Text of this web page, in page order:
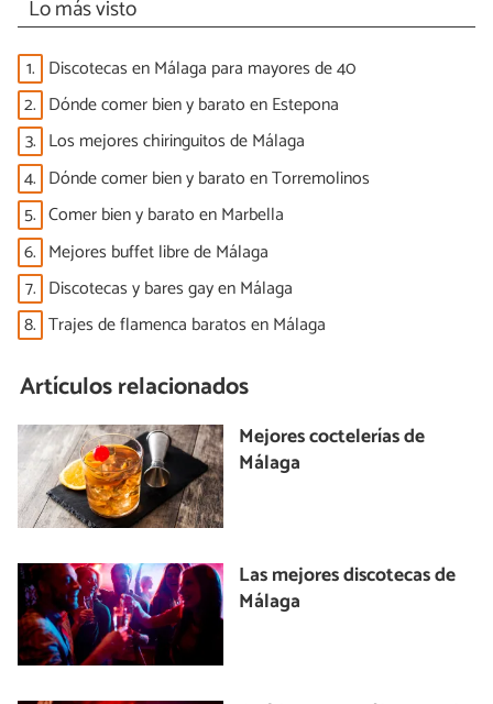
Lo más visto
1. Discotecas en Málaga para mayores de 40
2. Dónde comer bien y barato en Estepona
3. Los mejores chiringuitos de Málaga
4. Dónde comer bien y barato en Torremolinos
5. Comer bien y barato en Marbella
6. Mejores buffet libre de Málaga
7. Discotecas y bares gay en Málaga
8. Trajes de flamenca baratos en Málaga
Artículos relacionados
Mejores coctelerías de
Málaga
Las mejores discotecas de
Málaga